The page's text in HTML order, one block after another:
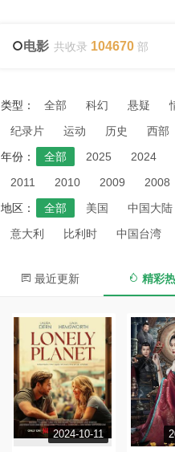
电影 共收录 104670 部
类型： 全部 科幻 悬疑
纪录片
运动 历史 西部
年份：
全部 2025 2024
2011
2010 2009 2008
地区：
全部 美国 中国大陆
意大利
比利时 中国台湾
最近更新 精彩
2024-10-11